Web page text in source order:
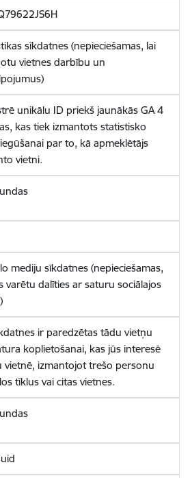
sīkdatnes (nepieciešamas, lai
vietnes darbību un
unikālu ID priekš jaunākās GA 4
kas tiek izmantots statistisko
par to, kā apmeklētājs
vietni.
mediju sīkdatnes (nepieciešamas,
varētu dalīties ar saturu sociālajos
ir paredzētas tādu vietņu
koplietošanai, kas jūs interesē
vietnē, izmantojot trešo personu
tīklus vai citas vietnes.